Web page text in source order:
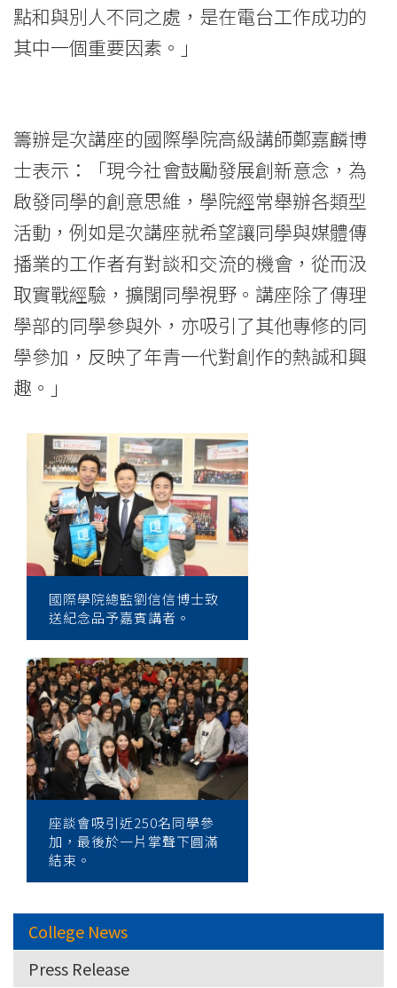
點和與別人不同之處，是在電台工作成功的
其中一個重要因素。」
籌辦是次講座的國際學院高級講師鄭嘉麟博
士表示：「現今社會鼓勵發展創新意念，為
啟發同學的創意思維，學院經常舉辦各類型
活動，例如是次講座就希望讓同學與媒體傳
播業的工作者有對談和交流的機會，從而汲
取實戰經驗，擴闊同學視野。講座除了傳理
學部的同學參與外，亦吸引了其他專修的同
學參加，反映了年青一代對創作的熱誠和興
趣。」
國際學院總監劉信信博士致
送紀念品予嘉賓講者。
座談會吸引近250名同學參
加，最後於一片掌聲下圓滿
結束◦
College News
Press Release